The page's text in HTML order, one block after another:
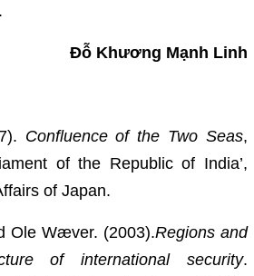
Đỗ Khương Mạnh Linh
Confluence of the Two Seas,
of the Republic of India’,
of Japan.
Ole Wæver. (2003).Regions and
of international security.